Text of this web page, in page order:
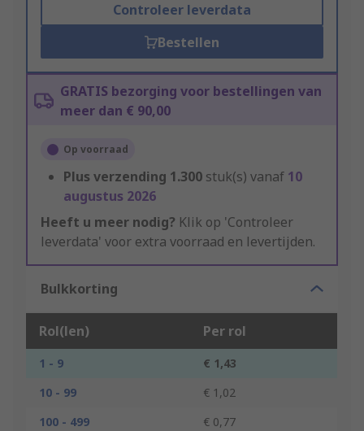
Controleer leverdata
Bestellen
GRATIS bezorging voor bestellingen van
meer dan € 90,00
Op voorraad
Plus verzending 1.300 stuk(s) vanaf 10
augustus 2026
Heeft u meer nodig? Klik op 'Controleer
leverdata' voor extra voorraad en levertijden.
Bulkkorting
Rol(len) Per rol
1 - 9
€ 1,43
10 - 99
€ 1,02
100 - 499
€ 0,77